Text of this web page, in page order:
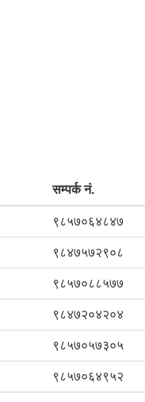
सम्पर्क नं.
९८५७०६४८४७
९८४७५७२९०८
९८५७०८८५७७
९८४७२०४२०४
९८५७०५७३०५
९८५७०६४९५२